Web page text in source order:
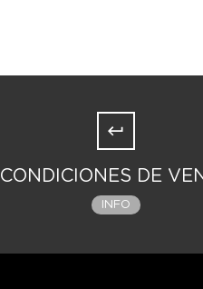
CONDICIONES DE
INFO